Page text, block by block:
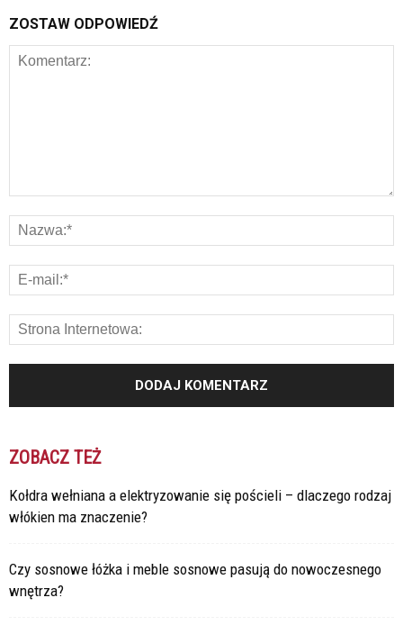
ZOSTAW ODPOWIEDŹ
ZOBACZ TEŻ
Kołdra wełniana a elektryzowanie się pościeli – dlaczego rodzaj
włókien ma znaczenie?
Czy sosnowe łóżka i meble sosnowe pasują do nowoczesnego
wnętrza?